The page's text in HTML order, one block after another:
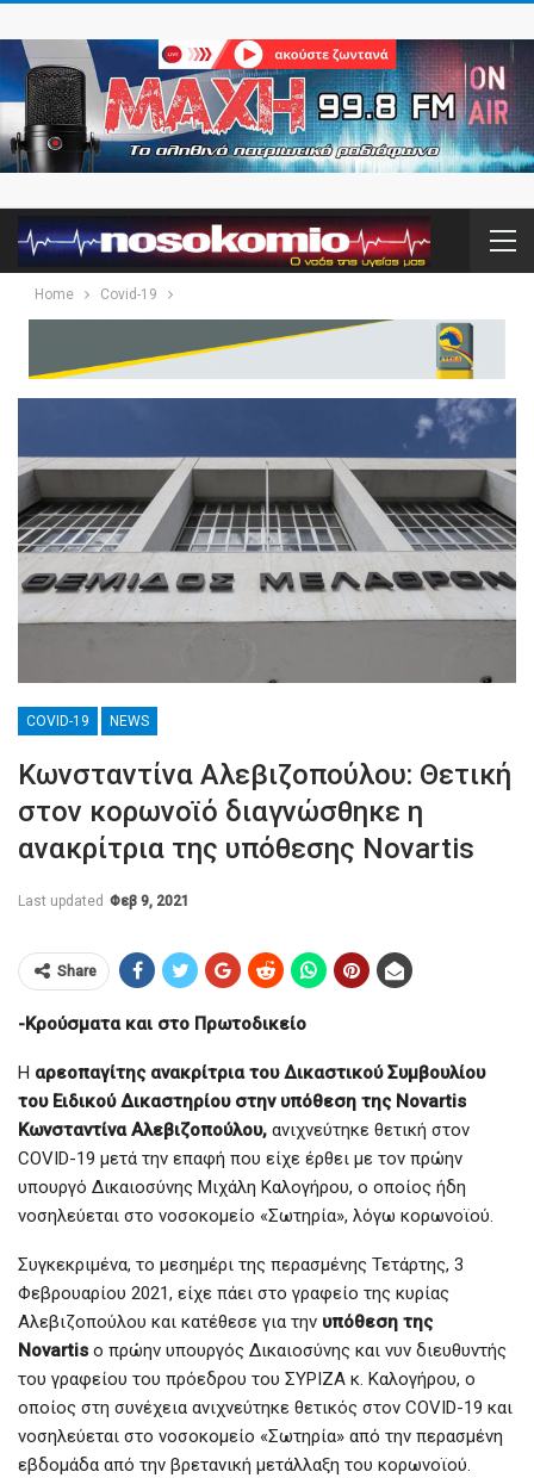
Home Covid-19
COVID-19 NEWS
Κωνσταντίνα Αλεβιζοπούλου: Θετική
στον κορωνοϊό διαγνώσθηκε η
ανακρίτρια της υπόθεσης Novartis
Last updated Φεβ 9, 2021
Share
-Κρούσματα και στο Πρωτοδικείο
Η αρεοπαγίτης ανακρίτρια του Δικαστικού Συμβουλίου
του Ειδικού Δικαστηρίου στην υπόθεση της Novartis
Κωνσταντίνα Αλεβιζοπούλου, ανιχνεύτηκε θετική στον
COVID-19 μετά την επαφή που είχε έρθει με τον πρώην
υπουργό Δικαιοσύνης Μιχάλη Καλογήρου, ο οποίος ήδη
νοσηλεύεται στο νοσοκομείο «Σωτηρία», λόγω κορωνοϊού.
Συγκεκριμένα, το μεσημέρι της περασμένης Τετάρτης, 3
Φεβρουαρίου 2021, είχε πάει στο γραφείο της κυρίας
Αλεβιζοπούλου και κατέθεσε για την υπόθεση της
Novartis ο πρώην υπουργός Δικαιοσύνης και νυν διευθυντής
του γραφείου του πρόεδρου του ΣΥΡΙΖΑ κ. Καλογήρου, ο
οποίος στη συνέχεια ανιχνεύτηκε θετικός στον COVID-19 και
νοσηλεύεται στο νοσοκομείο «Σωτηρία» από την περασμένη
εβδομάδα από την βρετανική μετάλλαξη του κορωνοϊού.